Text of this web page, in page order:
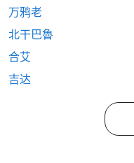
万鸦老
北干巴魯
合艾
吉达